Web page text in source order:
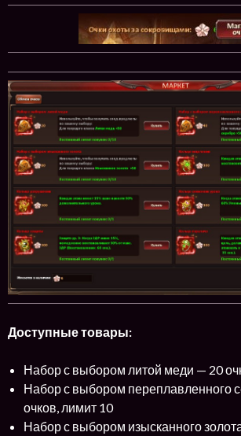
Доступные товары:
Набор с выбором литой меди — 20
Набор с выбором переплавленного
очков, лимит 10
Набор с выбором изысканного